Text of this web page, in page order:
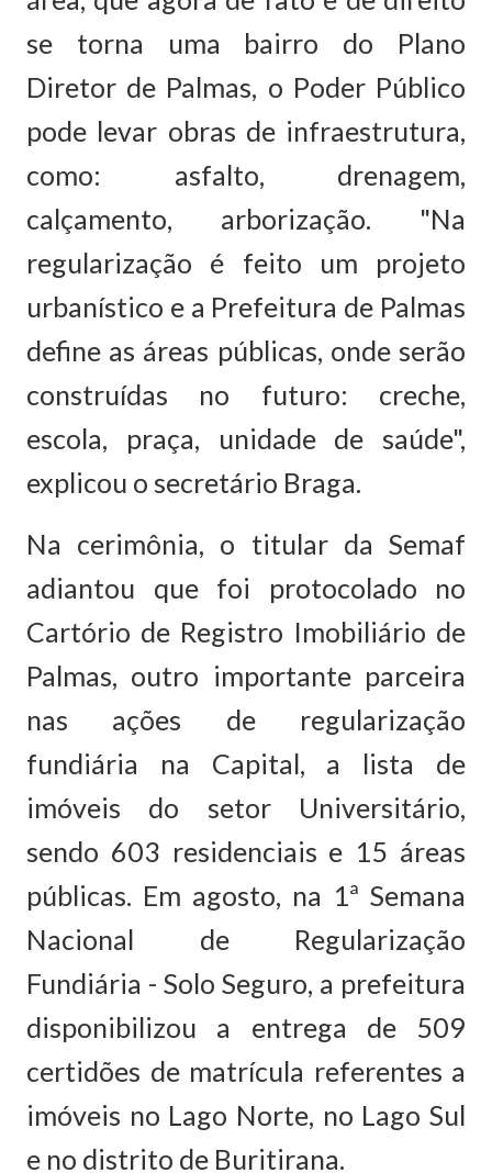
se torna uma bairro do Plano
Diretor de Palmas, o Poder Público
pode levar obras de infraestrutura,
como: asfalto, drenagem,
calçamento, arborização. "Na
regularização é feito um projeto
urbanístico e a Prefeitura de Palmas
define as áreas públicas, onde serão
construídas no futuro: creche,
escola, praça, unidade de saúde",
explicou o secretário Braga.
Na cerimônia, o titular da Semaf
adiantou que foi protocolado no
Cartório de Registro Imobiliário de
Palmas, outro importante parceira
nas ações de regularização
fundiária na Capital, a lista de
imóveis do setor Universitário,
sendo 603 residenciais e 15 áreas
públicas. Em agosto, na 1ª Semana
Nacional de Regularização
Fundiária - Solo Seguro, a prefeitura
disponibilizou a entrega de 509
certidões de matrícula referentes a
imóveis no Lago Norte, no Lago Sul
e no distrito de Buritirana.